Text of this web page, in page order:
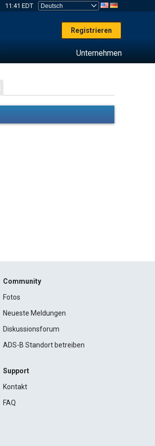
11:41 EDT
Registrieren
Unternehmen
Community
Fotos
Neueste Meldungen
Diskussionsforum
ADS-B Standort betreiben
Support
Kontakt
FAQ